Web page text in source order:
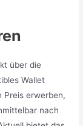
über die
Wallet
Preis erwerben,
nach